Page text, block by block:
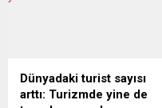
partileri ile koalisyonun
küçük ortağı aşırı sol görüşlü
Unidas Podemos
Dünyadaki turist sayısı
arttı: Turizmde yine de